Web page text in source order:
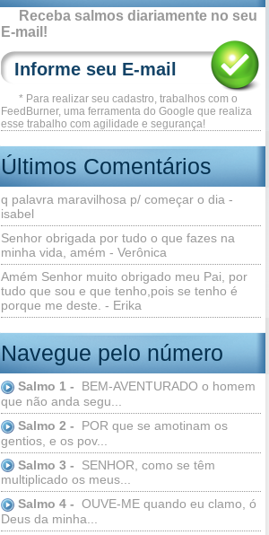
Receba salmos diariamente no seu
E-mail!
* Para realizar seu cadastro, trabalhos com o
FeedBurner, uma ferramenta do Google que realiza
esse trabalho com agilidade e segurança!
Últimos Comentários
q palavra maravilhosa p/ começar o dia -
isabel
Senhor obrigada por tudo o que fazes na
minha vida, amém - Verônica
Amém Senhor muito obrigado meu Pai, por
tudo que sou e que tenho,pois se tenho é
porque me deste. - Erika
Navegue pelo número
Salmo 1 -
BEM-AVENTURADO o homem
que não anda segu...
Salmo 2 -
POR que se amotinam os
gentios, e os pov...
Salmo 3 -
SENHOR, como se têm
multiplicado os meus...
Salmo 4 - OUVE-ME quando eu clamo, ó
Deus da minha...